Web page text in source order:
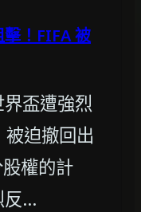
！FIFA 被
盃遭強烈
迫撤回出
權的計
反…